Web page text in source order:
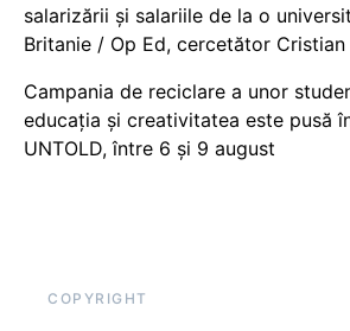
salarizării și salariile de la o
Britanie / Op Ed, cercetător Cristian
Campania de reciclare a unor
educația și creativitatea este pusă
UNTOLD, între 6 și 9 august
COPYRIGHT